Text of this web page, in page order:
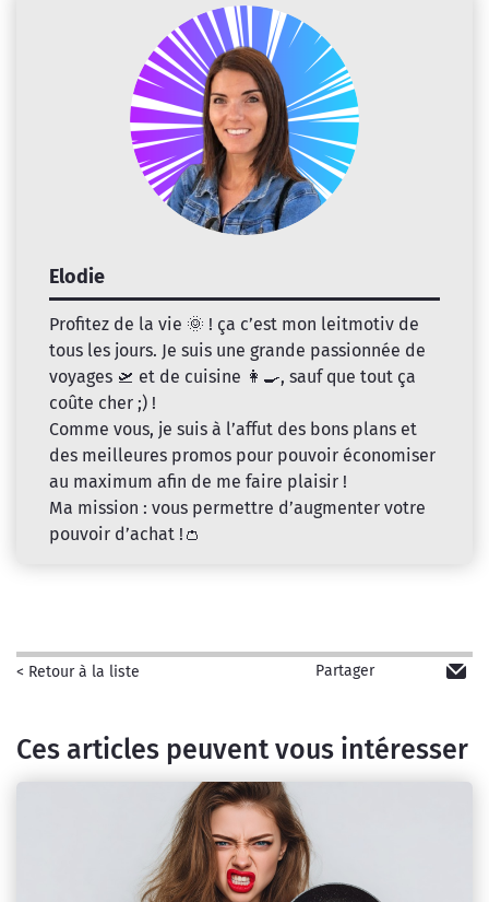
Elodie
Profitez de la vie 🌞 ! ça c’est mon leitmotiv de
tous les jours. Je suis une grande passionnée de
voyages 🛫 et de cuisine 👩‍🍳, sauf que tout ça
coûte cher ;) !
Comme vous, je suis à l’affut des bons plans et
des meilleures promos pour pouvoir économiser
au maximum afin de me faire plaisir !
Ma mission : vous permettre d’augmenter votre
pouvoir d’achat !👛
< Retour à la liste Partager
Ces articles peuvent vous intéresser